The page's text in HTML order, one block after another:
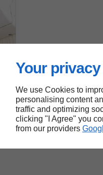
Your
We use Cookies to
personalising content
traffic and optimizing
clicking "I Agree" you
from our providers